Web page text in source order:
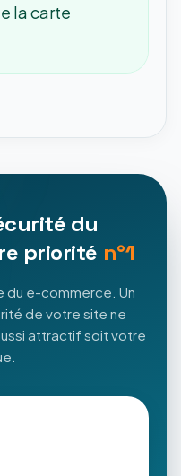
la carte
du
priorité n°1
du e-commerce. Un
de votre site ne
attractif soit votre